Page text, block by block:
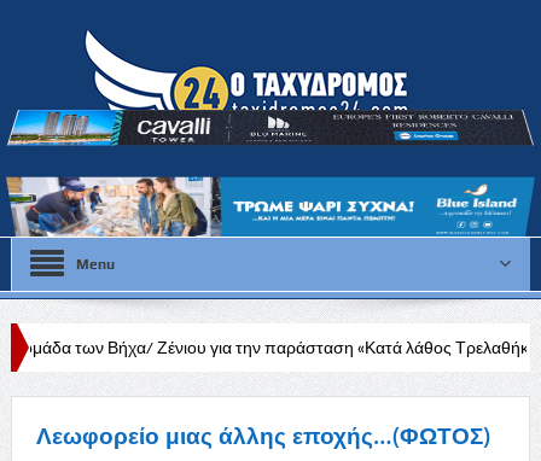
Menu
Ζένιου για την παράσταση «Κατά λάθος Τρελαθήκαμε» Σε
Λεωφορείο μιας άλλης εποχής…(ΦΩΤΟΣ)